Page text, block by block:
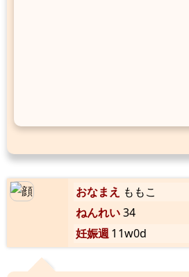
おなまえ ももこ
ねんれい34
妊娠週11w0d